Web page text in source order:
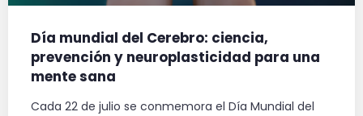
Día mundial del Cerebro: ciencia,
prevención y neuroplasticidad para una
mente sana
Cada 22 de julio se conmemora el Día Mundial del